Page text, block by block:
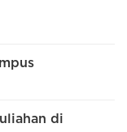
di